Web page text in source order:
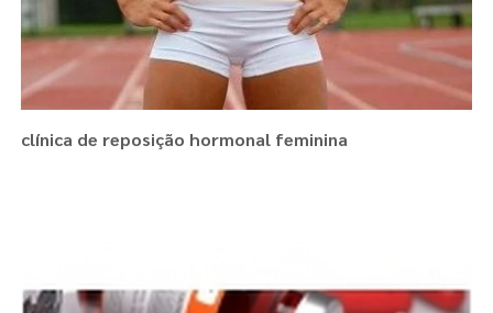
clínica de reposição hormonal feminina